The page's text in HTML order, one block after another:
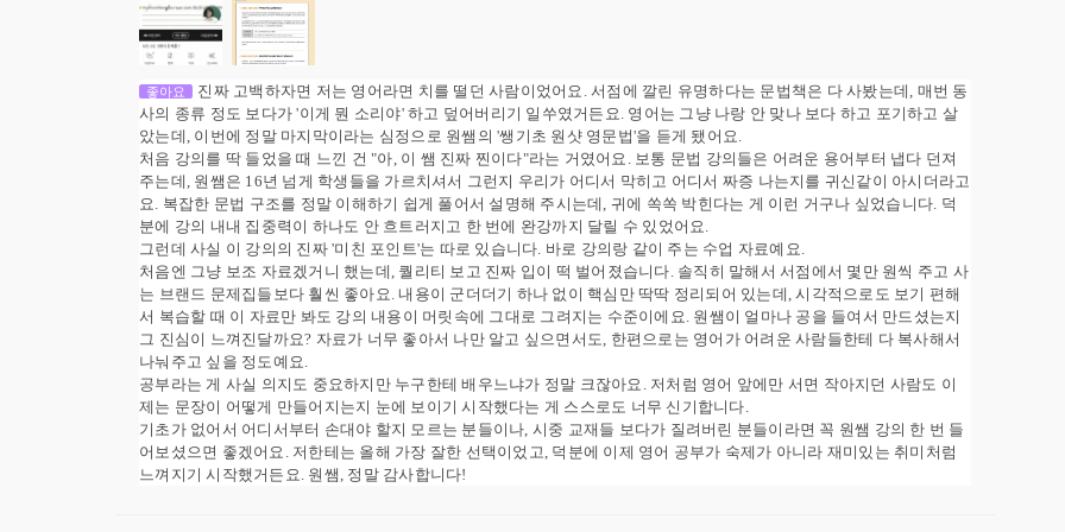
좋아요
진짜 고백하자면 저는 영어라면 치를 떨던 사람이었어요. 서점에 깔린 유명하다는 문법책은 다 사봤는데, 매번 동
사의 종류 정도 보다가 '이게 뭔 소리야' 하고 덮어버리기 일쑤였거든요. 영어는 그냥 나랑 안 맞나 보다 하고 포기하고 살
았는데, 이번에 정말 마지막이라는 심정으로 원쌤의 '쌩기초 원샷 영문법'을 듣게 됐어요.
​처음 강의를 딱 들었을 때 느낀 건 "아, 이 쌤 진짜 찐이다"라는 거였어요. 보통 문법 강의들은 어려운 용어부터 냅다 던져
주는데, 원쌤은 16년 넘게 학생들을 가르치셔서 그런지 우리가 어디서 막히고 어디서 짜증 나는지를 귀신같이 아시더라고
요. 복잡한 문법 구조를 정말 이해하기 쉽게 풀어서 설명해 주시는데, 귀에 쏙쏙 박힌다는 게 이런 거구나 싶었습니다. 덕
분에 강의 내내 집중력이 하나도 안 흐트러지고 한 번에 완강까지 달릴 수 있었어요.
​그런데 사실 이 강의의 진짜 '미친 포인트'는 따로 있습니다. 바로 강의랑 같이 주는 수업 자료예요.
​처음엔 그냥 보조 자료겠거니 했는데, 퀄리티 보고 진짜 입이 떡 벌어졌습니다. 솔직히 말해서 서점에서 몇만 원씩 주고 사
는 브랜드 문제집들보다 훨씬 좋아요. 내용이 군더더기 하나 없이 핵심만 딱딱 정리되어 있는데, 시각적으로도 보기 편해
서 복습할 때 이 자료만 봐도 강의 내용이 머릿속에 그대로 그려지는 수준이에요. 원쌤이 얼마나 공을 들여서 만드셨는지
그 진심이 느껴진달까요? 자료가 너무 좋아서 나만 알고 싶으면서도, 한편으로는 영어가 어려운 사람들한테 다 복사해서
나눠주고 싶을 정도예요.
​공부라는 게 사실 의지도 중요하지만 누구한테 배우느냐가 정말 크잖아요. 저처럼 영어 앞에만 서면 작아지던 사람도 이
제는 문장이 어떻게 만들어지는지 눈에 보이기 시작했다는 게 스스로도 너무 신기합니다.
​기초가 없어서 어디서부터 손대야 할지 모르는 분들이나, 시중 교재들 보다가 질려버린 분들이라면 꼭 원쌤 강의 한 번 들
어보셨으면 좋겠어요. 저한테는 올해 가장 잘한 선택이었고, 덕분에 이제 영어 공부가 숙제가 아니라 재미있는 취미처럼
느껴지기 시작했거든요. 원쌤, 정말 감사합니다!